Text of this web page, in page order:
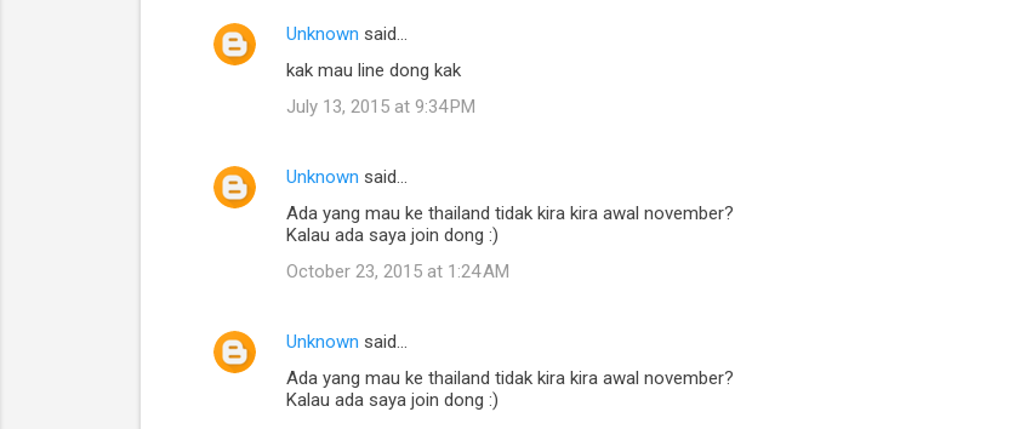
Unknown said…
kak mau line dong kak
July 13, 2015 at 9:34 PM
Unknown said…
Ada yang mau ke thailand tidak kira kira awal november?
Kalau ada saya join dong :)
October 23, 2015 at 1:24 AM
Unknown said…
Ada yang mau ke thailand tidak kira kira awal november?
Kalau ada saya join dong :)